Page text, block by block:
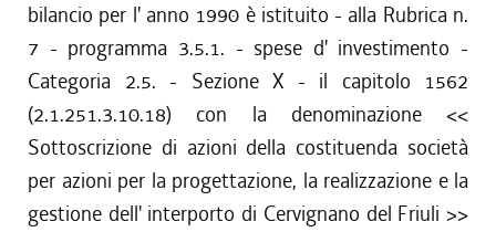
bilancio per l' anno 1990 è istituito - alla Rubrica n.
7 - programma 3.5.1. - spese d' investimento -
Categoria 2.5. - Sezione X - il capitolo 1562
(2.1.251.3.10.18) con la denominazione <<
Sottoscrizione di azioni della costituenda società
per azioni per la progettazione, la realizzazione e la
gestione dell' interporto di Cervignano del Friuli >>